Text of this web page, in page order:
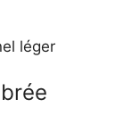
léger